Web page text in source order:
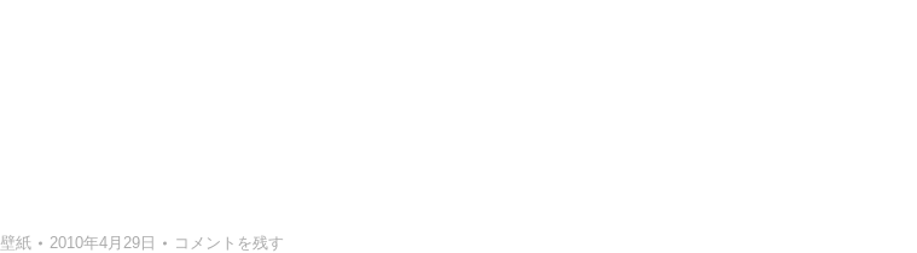
壁紙 2010年4月29日 コメントを残す